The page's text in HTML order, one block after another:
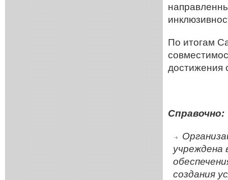
По итогам
достижения
Справочно:
учреждена
создания